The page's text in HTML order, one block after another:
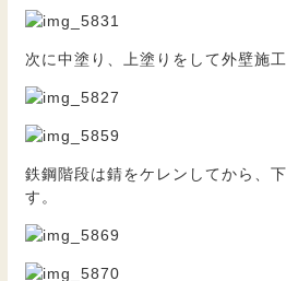
次に中塗り、上塗りをして外壁施工
鉄鋼階段は錆をケレンしてから、
す。